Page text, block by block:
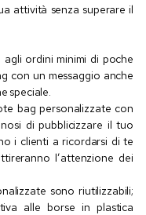
attività senza superare il
agli ordini minimi di poche
con un messaggio anche
speciale.
bag personalizzate con
di pubblicizzare il tuo
i clienti a ricordarsi di te
l’attenzione dei
sono riutilizzabili;
alle borse in plastica